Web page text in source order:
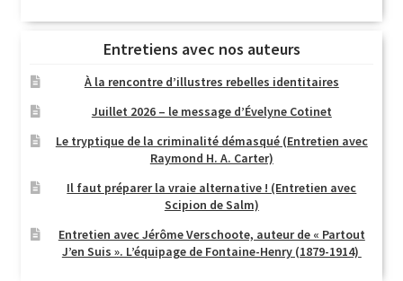
Entretiens avec nos auteurs
À la rencontre d’illustres rebelles identitaires
Juillet 2026 – le message d’Évelyne Cotinet
Le tryptique de la criminalité démasqué (Entretien avec
Raymond H. A. Carter)
Il faut préparer la vraie alternative ! (Entretien avec
Scipion de Salm)
Entretien avec Jérôme Verschoote, auteur de « Partout
J’en Suis ». L’équipage de Fontaine-Henry (1879-1914)